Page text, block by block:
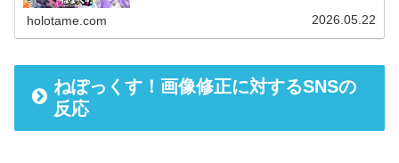
holotame.com 2026.05.22
ねぽっくす！画像修正に対するSNSの
反応